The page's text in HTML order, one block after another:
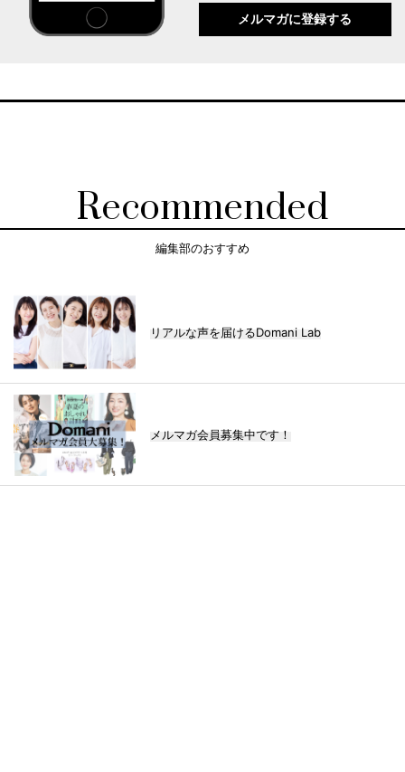
メルマガに登録する
Recommended
編集部のおすすめ
リアルな声を届けるDomani Lab
メルマガ会員募集中です！